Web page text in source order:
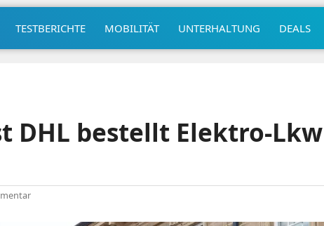
TESTBERICHTE MOBILITÄT UNTERHALTUNG DEALS
DHL bestellt Elektro-Lkw